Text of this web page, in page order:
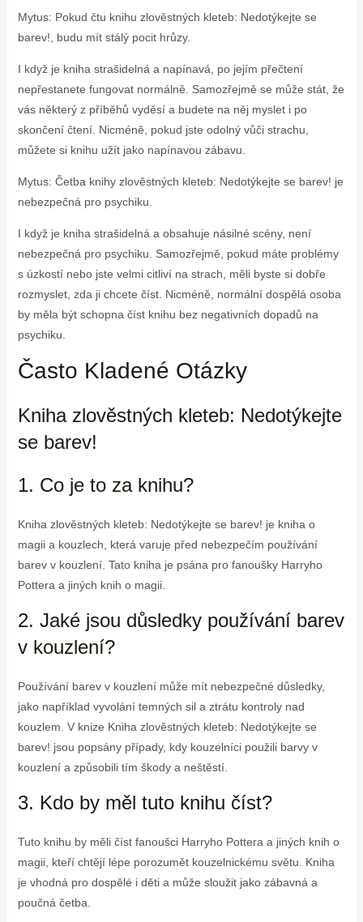
Mytus: Pokud čtu knihu zlověstných kleteb: Nedotýkejte se
barev!, budu mít stálý pocit hrůzy.
I když je kniha strašidelná a napínavá, po jejím přečtení
nepřestanete fungovat normálně. Samozřejmě se může stát, že
vás některý z příběhů vyděsí a budete na něj myslet i po
skončení čtení. Nicméně, pokud jste odolný vůči strachu,
můžete si knihu užít jako napínavou zábavu.
Mytus: Četba knihy zlověstných kleteb: Nedotýkejte se barev! je
nebezpečná pro psychiku.
I když je kniha strašidelná a obsahuje násilné scény, není
nebezpečná pro psychiku. Samozřejmě, pokud máte problémy
s úzkostí nebo jste velmi citliví na strach, měli byste si dobře
rozmyslet, zda ji chcete číst. Nicméně, normální dospělá osoba
by měla být schopna číst knihu bez negativních dopadů na
psychiku.
Často Kladené Otázky
Kniha zlověstných kleteb: Nedotýkejte
se barev!
1. Co je to za knihu?
Kniha zlověstných kleteb: Nedotýkejte se barev! je kniha o
magii a kouzlech, která varuje před nebezpečím používání
barev v kouzlení. Tato kniha je psána pro fanoušky Harryho
Pottera a jiných knih o magii.
2. Jaké jsou důsledky používání barev
v kouzlení?
Používání barev v kouzlení může mít nebezpečné důsledky,
jako například vyvolání temných sil a ztrátu kontroly nad
kouzlem. V knize Kniha zlověstných kleteb: Nedotýkejte se
barev! jsou popsány případy, kdy kouzelníci použili barvy v
kouzlení a způsobili tím škody a neštěstí.
3. Kdo by měl tuto knihu číst?
Tuto knihu by měli číst fanoušci Harryho Pottera a jiných knih o
magii, kteří chtějí lépe porozumět kouzelnickému světu. Kniha
je vhodná pro dospělé i děti a může sloužit jako zábavná a
poučná četba.